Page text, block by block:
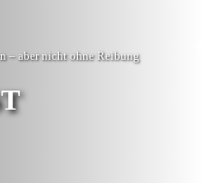
– aber nicht ohne Reibung